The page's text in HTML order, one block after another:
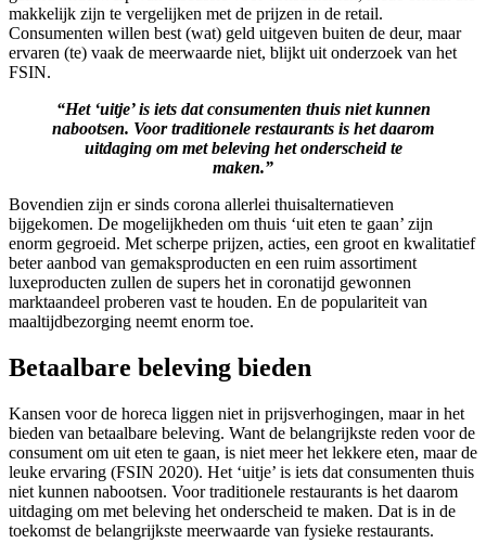
makkelijk zijn te vergelijken met de prijzen in de retail.
Consumenten willen best (wat) geld uitgeven buiten de deur, maar
ervaren (te) vaak de meerwaarde niet, blijkt uit onderzoek van het
FSIN.
“Het ‘uitje’ is iets dat consumenten thuis niet kunnen
nabootsen. Voor traditionele restaurants is het daarom
uitdaging om met beleving het onderscheid te
maken.”
Bovendien zijn er sinds corona allerlei thuisalternatieven
bijgekomen. De mogelijkheden om thuis ‘uit eten te gaan’ zijn
enorm gegroeid. Met scherpe prijzen, acties, een groot en kwalitatief
beter aanbod van gemaksproducten en een ruim assortiment
luxeproducten zullen de supers het in coronatijd gewonnen
marktaandeel proberen vast te houden. En de populariteit van
maaltijdbezorging neemt enorm toe.
Betaalbare beleving bieden
Kansen voor de horeca liggen niet in prijsverhogingen, maar in het
bieden van betaalbare beleving. Want de belangrijkste reden voor de
consument om uit eten te gaan, is niet meer het lekkere eten, maar de
leuke ervaring (FSIN 2020). Het ‘uitje’ is iets dat consumenten thuis
niet kunnen nabootsen. Voor traditionele restaurants is het daarom
uitdaging om met beleving het onderscheid te maken. Dat is in de
toekomst de belangrijkste meerwaarde van fysieke restaurants.